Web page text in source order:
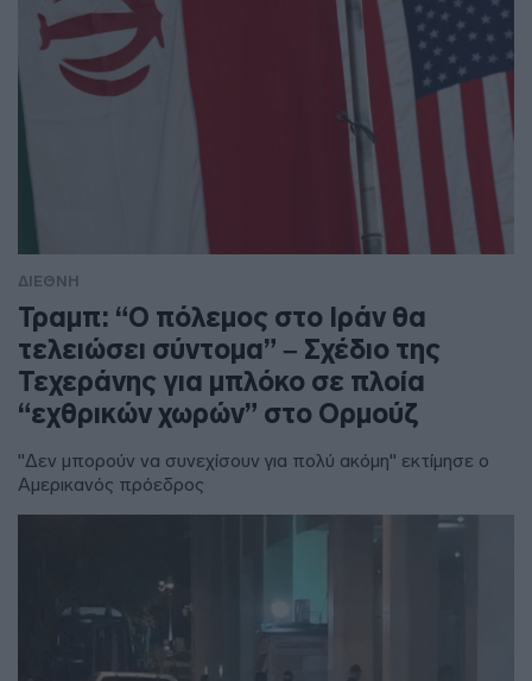
ΔΙΕΘΝΗ
Τραμπ: “Ο πόλεμος στο Ιράν θα
τελειώσει σύντομα” – Σχέδιο της
Τεχεράνης για μπλόκο σε πλοία
“εχθρικών χωρών” στο Ορμούζ
"Δεν μπορούν να συνεχίσουν για πολύ ακόμη" εκτίμησε ο
Αμερικανός πρόεδρος